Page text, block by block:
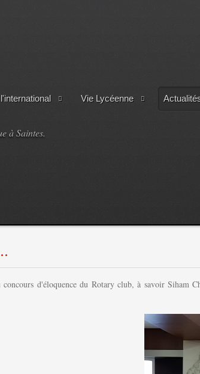
Vie Lycéenne
à Saintes.
d'éloquence du Rotary club, à savoir Siham